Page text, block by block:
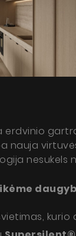
erdvinio
nauja
nesukels